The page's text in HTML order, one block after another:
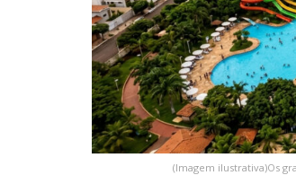
(Imagem ilustrativa)Os